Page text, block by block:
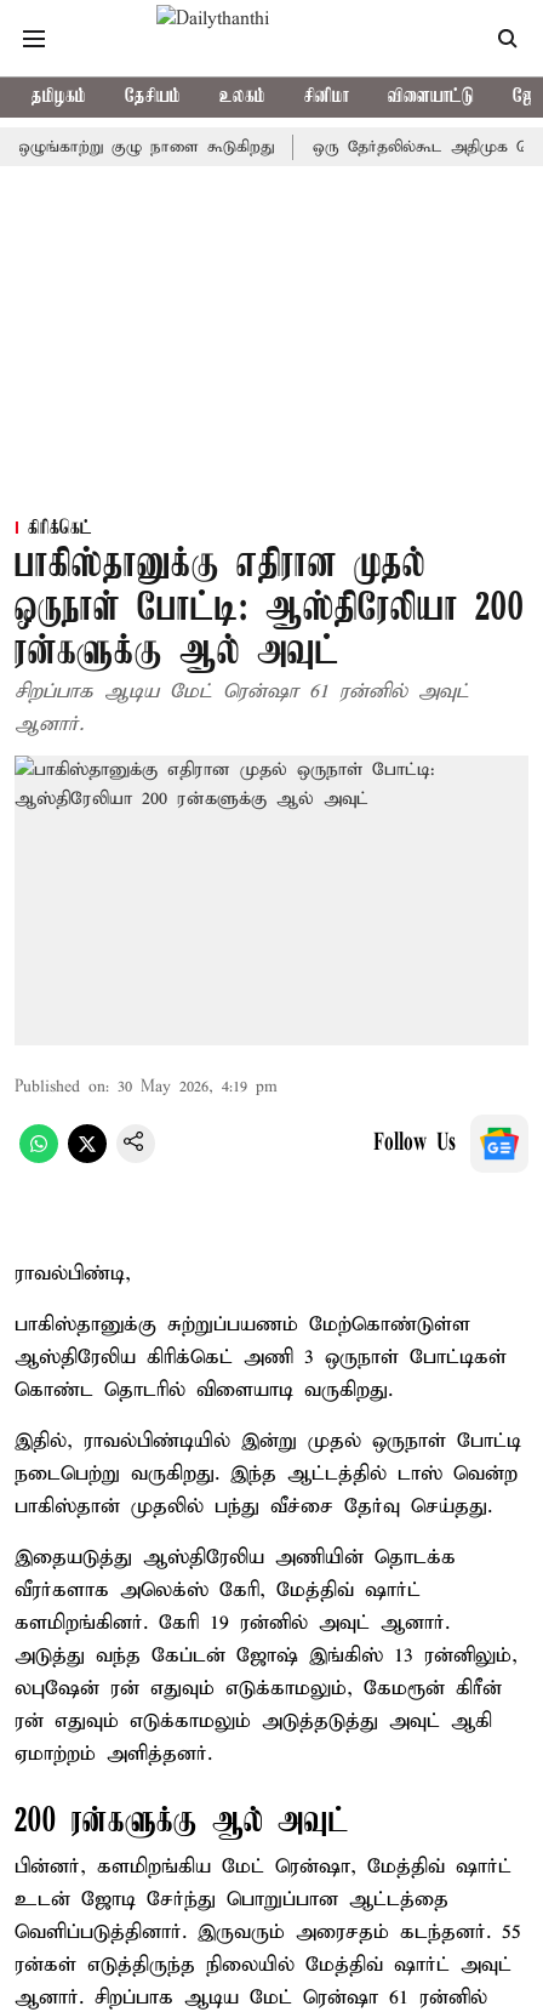
தமிழகம் தேசியம் உலகம் சினிமா விளையாட்டு
குழு நாளை கூடுகிறது ஒரு தேர்தலில்கூட அதிமுக
கிரிக்கெட்
பாகிஸ்தானுக்கு எதிரான முதல்
ஒருநாள் போட்டி: ஆஸ்திரேலியா 200
ரன்களுக்கு ஆல் அவுட்
சிறப்பாக ஆடிய மேட் ரென்ஷா 61 ரன்னில் அவுட்
ஆனார்.
Published on: 30 May 2026, 4:19 pm
Follow Us
ராவல்பிண்டி,
பாகிஸ்தானுக்கு சுற்றுப்பயணம் மேற்கொண்டுள்ள
ஆஸ்திரேலிய கிரிக்கெட் அணி 3 ஒருநாள் போட்டிகள்
கொண்ட தொடரில் விளையாடி வருகிறது.
இதில், ராவல்பிண்டியில் இன்று முதல் ஒருநாள் போட்டி
நடைபெற்று வருகிறது. இந்த ஆட்டத்தில் டாஸ் வென்ற
பாகிஸ்தான் முதலில் பந்து வீச்சை தேர்வு செய்தது.
இதையடுத்து ஆஸ்திரேலிய அணியின் தொடக்க
வீரர்களாக அலெக்ஸ் கேரி, மேத்திவ் ஷார்ட்
களமிறங்கினர். கேரி 19 ரன்னில் அவுட் ஆனார்.
அடுத்து வந்த கேப்டன் ஜோஷ் இங்கிஸ் 13 ரன்னிலும்,
லபுஷேன் ரன் எதுவும் எடுக்காமலும், கேமரூன் கிரீன்
ரன் எதுவும் எடுக்காமலும் அடுத்தடுத்து அவுட் ஆகி
ஏமாற்றம் அளித்தனர்.
200 ரன்களுக்கு ஆல் அவுட்
பின்னர், களமிறங்கிய மேட் ரென்ஷா, மேத்திவ் ஷார்ட்
உடன் ஜோடி சேர்ந்து பொறுப்பான ஆட்டத்தை
வெளிப்படுத்தினார். இருவரும் அரைசதம் கடந்தனர். 55
ரன்கள் எடுத்திருந்த நிலையில் மேத்திவ் ஷார்ட் அவுட்
ஆனார். சிறப்பாக ஆடிய மேட் ரென்ஷா 61 ரன்னில்